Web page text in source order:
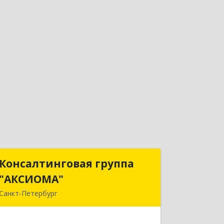
Консалтинговая группа
"АКСИОМА"
Петербург
Консалтинговая группа